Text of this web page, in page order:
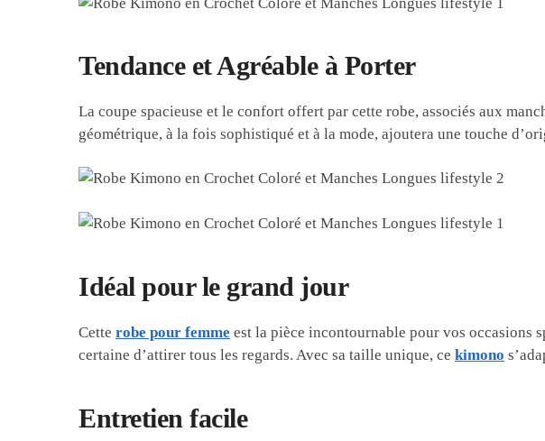
Tendance et Agréable à Porter
La coupe spacieuse et le confort offert par cette robe, associés aux
géométrique, à la fois sophistiqué et à la mode, ajoutera une touche
Idéal pour le grand jour
Cetterobe pour femme est la pièce incontournable pour vos occasions
certaine d’attirer tous les regards. Avec sa taille unique, cekimono
Entretien facile